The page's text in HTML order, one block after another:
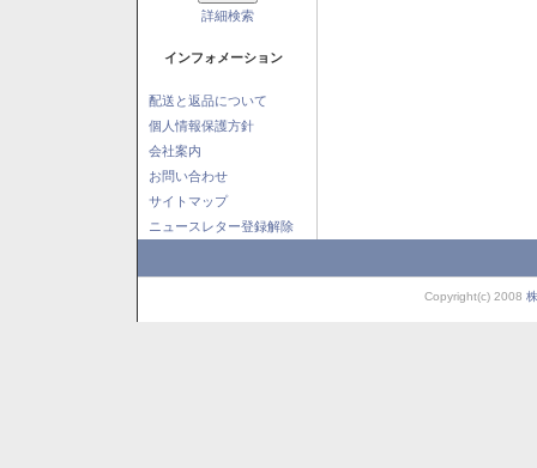
詳細検索
インフォメーション
配送と返品について
個人情報保護方針
会社案内
お問い合わせ
サイトマップ
ニュースレター登録解除
Copyright(c) 2008